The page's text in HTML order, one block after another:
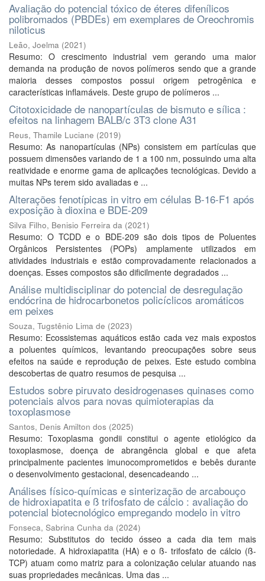
Avaliação do potencial tóxico de éteres difenílicos
polibromados (PBDEs) em exemplares de Oreochromis
niloticus
Leão, Joelma (2021)
Resumo: O crescimento industrial vem gerando uma maior
demanda na produção de novos polímeros sendo que a grande
maioria desses compostos possui origem petrogênica e
características inflamáveis. Deste grupo de polímeros ...
Citotoxicidade de nanopartículas de bismuto e sílica :
efeitos na linhagem BALB/c 3T3 clone A31
Reus, Thamile Luciane (2019)
Resumo: As nanopartículas (NPs) consistem em partículas que
possuem dimensões variando de 1 a 100 nm, possuindo uma alta
reatividade e enorme gama de aplicações tecnológicas. Devido a
muitas NPs terem sido avaliadas e ...
Alterações fenotípicas in vitro em células B-16-F1 após
exposição à dioxina e BDE-209
Silva Filho, Benisio Ferreira da (2021)
Resumo: O TCDD e o BDE-209 são dois tipos de Poluentes
Orgânicos Persistentes (POPs) amplamente utilizados em
atividades industriais e estão comprovadamente relacionados a
doenças. Esses compostos são dificilmente degradados ...
Análise multidisciplinar do potencial de desregulação
endócrina de hidrocarbonetos policíclicos aromáticos
em peixes
Souza, Tugstênio Lima de (2023)
Resumo: Ecossistemas aquáticos estão cada vez mais expostos
a poluentes químicos, levantando preocupações sobre seus
efeitos na saúde e reprodução de peixes. Este estudo combina
descobertas de quatro resumos de pesquisa ...
Estudos sobre piruvato desidrogenases quinases como
potenciais alvos para novas quimioterapias da
toxoplasmose
Santos, Denis Amilton dos (2025)
Resumo: Toxoplasma gondii constitui o agente etiológico da
toxoplasmose, doença de abrangência global e que afeta
principalmente pacientes imunocomprometidos e bebês durante
o desenvolvimento gestacional, desencadeando ...
Análises físico-químicas e sinterização de arcabouço
de hidroxiapatita e ß trifosfato de cálcio : avaliação do
potencial biotecnológico empregando modelo in vitro
Fonseca, Sabrina Cunha da (2024)
Resumo: Substitutos do tecido ósseo a cada dia tem mais
notoriedade. A hidroxiapatita (HA) e o ß- trifosfato de cálcio (ß-
TCP) atuam como matriz para a colonização celular atuando nas
suas propriedades mecânicas. Uma das ...